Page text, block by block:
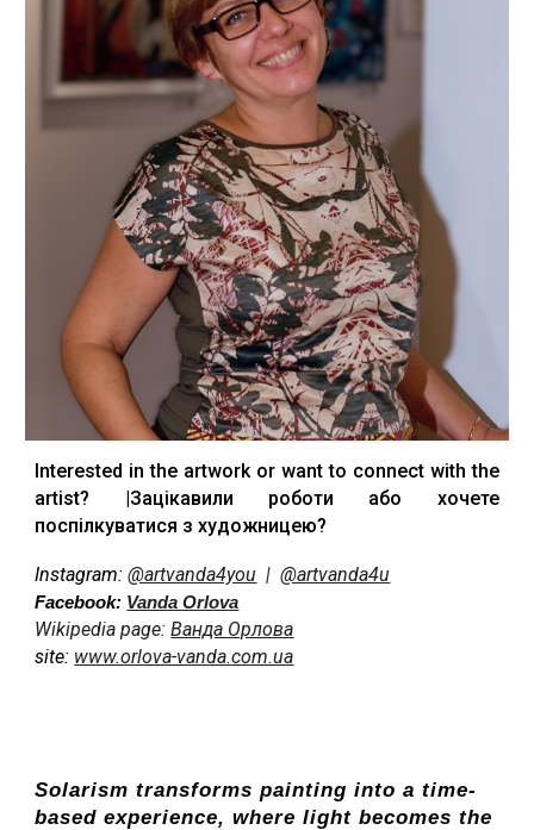
Interested in the artwork or want to connect with the
artist? |Зацікавили роботи або хочете
поспілкуватися з художницею?
Instagram: @artvanda4you |@artvanda4u
Facebook: Vanda Orlova
Wikipedia page:Ванда Орлова
site: www.orlova-vanda.com.ua
Solarism transforms painting into a time-
based experience, where light becomes the